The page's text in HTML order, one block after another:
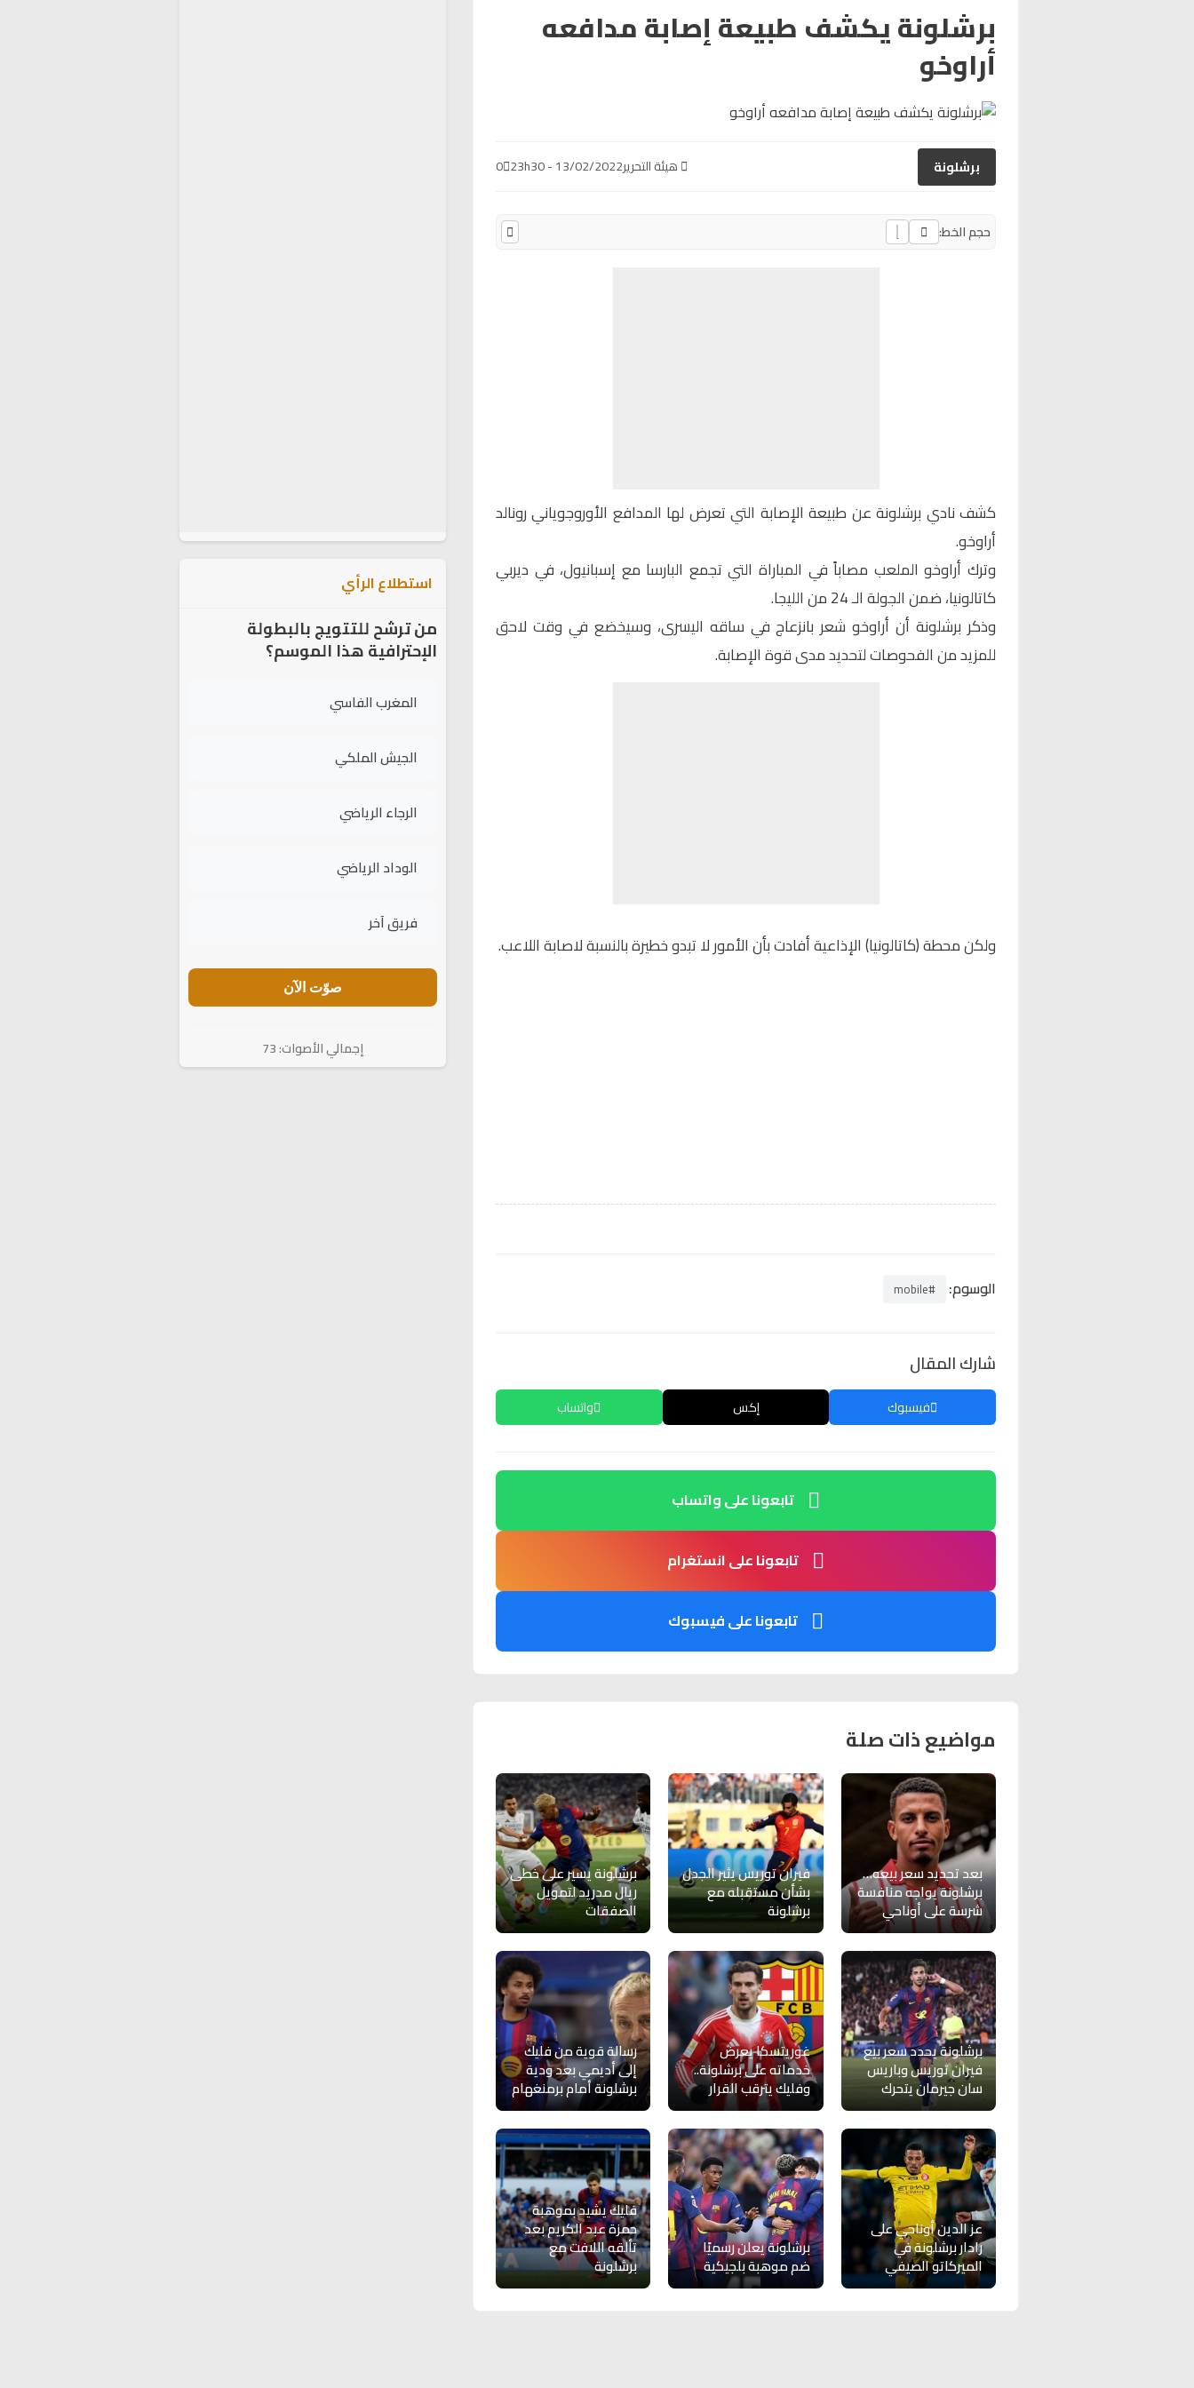
برشلونة يكشف طبيعة إصابة مدافعه
أراوخو
برشلونة هيئة التحرير13/02/2022 - 23h30
0
حجم الخط:
كشف نادي برشلونة عن طبيعة الإصابة التي تعرض لها المدافع الأوروجوياني رونالد
أراوخو.
وترك أراوخو الملعب مصاباً في المباراة التي تجمع البارسا مع إسبانيول، في ديربي
كاتالونيا، ضمن الجولة الـ 24 من الليجا.
وذكر برشلونة أن أراوخو شعر بانزعاج في ساقه اليسرى، وسيخضع في وقت لاحق
للمزيد من الفحوصات لتحديد مدى قوة الإصابة.
ولكن محطة (كاتالونيا) الإذاعية أفادت بأن الأمور لا تبدو خطيرة بالنسبة لاصابة اللاعب.
الوسوم: #mobile
شارك المقال
فيسبوك إكس واتساب
تابعونا على واتساب
تابعونا على انستغرام
تابعونا على فيسبوك
مواضيع ذات صلة
بعد تحديد سعر بيعه…
برشلونة يواجه منافسة
شرسة على أوناحي
فيران توريس يثير الجدل
بشأن مستقبله مع
برشلونة
برشلونة يسير على خطى
ريال مدريد لتمويل
الصفقات
برشلونة يحدد سعر بيع
فيران توريس وباريس
سان جيرمان يتحرك
غوريتسكا يعرض
خدماته على برشلونة..
وفليك يترقب القرار
رسالة قوية من فليك
إلى أديمي بعد ودية
برشلونة أمام برمنغهام
عز الدين أوناحي على
رادار برشلونة في
الميركاتو الصيفي
برشلونة يعلن رسميًا
ضم موهبة بلجيكية
فليك يشيد بموهبة
حمزة عبد الكريم بعد
تألقه اللافت مع
برشلونة
استطلاع الرأي
من ترشح للتتويج بالبطولة
الإحترافية هذا الموسم؟
المغرب الفاسي
الجيش الملكي
الرجاء الرياضي
الوداد الرياضي
فريق آخر
صوّت الآن
إجمالي الأصوات: 73